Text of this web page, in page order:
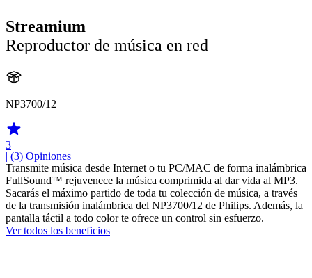
Streamium
Reproductor de música en red
NP3700/12
3
| (3) Opiniones
Transmite música desde Internet o tu PC/MAC de forma inalámbrica
FullSound™ rejuvenece la música comprimida al dar vida al MP3.
Sacarás el máximo partido de toda tu colección de música, a través
de la transmisión inalámbrica del NP3700/12 de Philips. Además, la
pantalla táctil a todo color te ofrece un control sin esfuerzo.
Ver todos los beneficios